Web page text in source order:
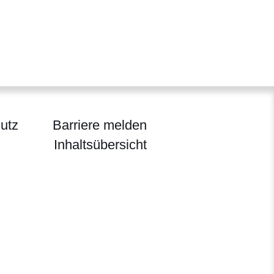
Barriere melden
Inhaltsübersicht